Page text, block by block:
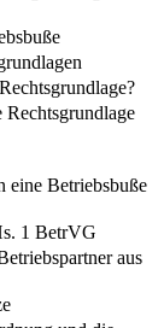
eine Betriebsbuße
1 BetrVG
aus